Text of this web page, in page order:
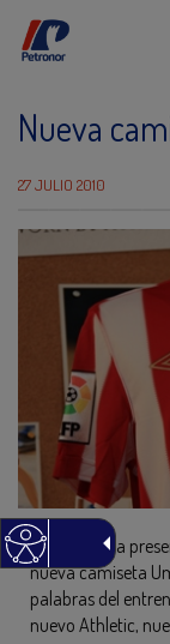
Nueva
27 JULIO 2010
El Athletic ha
nueva camiseta
palabras del
nuevo Athletic,